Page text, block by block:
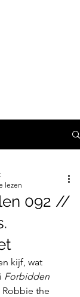
092 //
lezen
kijf, wat
Forbidden
Robbie the